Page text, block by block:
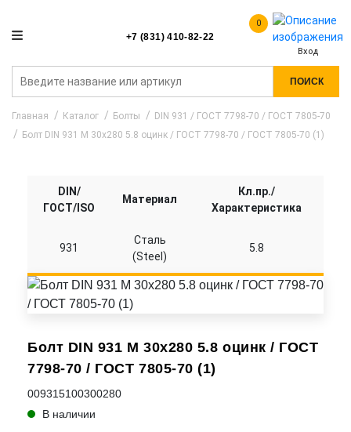
+7 (831) 410-82-22
0
Вход
ПОИСК
Главная Каталог Болты
DIN 931 / ГОСТ 7798-70 / ГОСТ 7805-70
Болт DIN 931 M 30x280 5.8 оцинк / ГОСТ 7798-70 / ГОСТ 7805-70 (1)
Болт DIN 931 M 30x280 5.8 оцинк / ГОСТ
7798-70 / ГОСТ 7805-70 (1)
009315100300280
В наличии
DIN/
ГОСТ/ISO
Материал
Кл.пр./
Характеристика
931
Сталь
(Steel)
5.8